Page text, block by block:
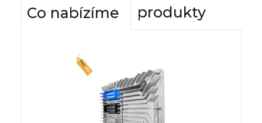
Co nabízíme
produkty